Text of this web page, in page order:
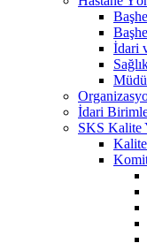
İdari
İdari
SKS Kalite